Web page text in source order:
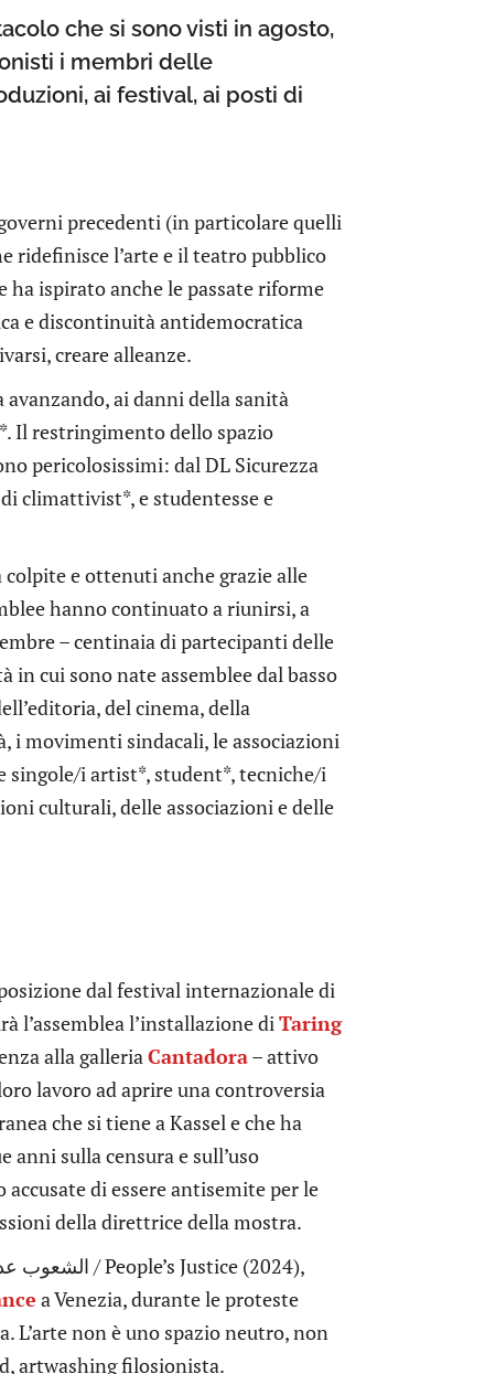
che si sono visti in agosto,
i membri delle
ai festival, ai posti di
precedenti (in particolare quelli
ridefinisce l’arte e il teatro pubblico
ispirato anche le passate riforme
e discontinuità antidemocratica
creare alleanze.
ai danni della sanità
Il restringimento dello spazio
pericolosissimi: dal DL Sicurezza
climattivist*, e studentesse e
e ottenuti anche grazie alle
hanno continuato a riunirsi, a
– centinaia di partecipanti delle
in cui sono nate assemblee dal basso
del cinema, della
i movimenti sindacali, le associazioni
singole/i artist*, student*, tecniche/i
culturali, delle associazioni e delle
dal festival internazionale di
l’assemblea l’installazione diTaring
alla galleriaCantadora– attivo
lavoro ad aprire una controversia
che si tiene a Kassel e che ha
sulla censura e sull’uso
di essere antisemite per le
della direttrice della mostra.
a Venezia, durante le proteste
L’arte non è uno spazio neutro, non
artwashing filosionista.